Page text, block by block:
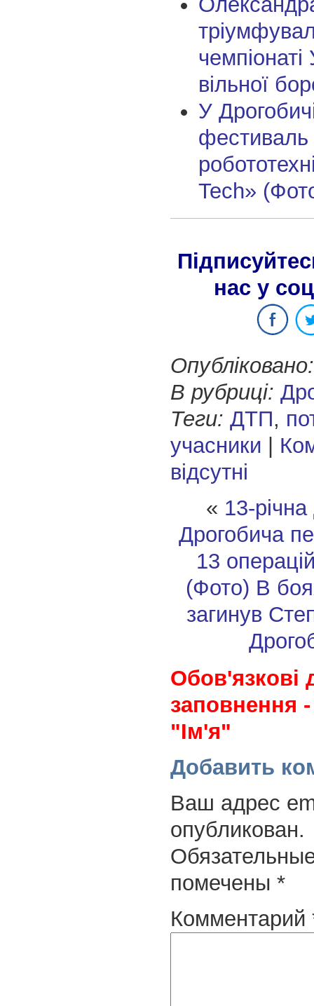
чемпіонаті
вільної
У
фестиваль
Tech»
нас у
Опубліковано:
В рубриці:
Теги: ДТП,
учасники
відсутні
« 13-річна
Дрогобича
13
(Фото) В
загинув
Обов'язкові
заповнення
"Ім'я"
Добавить
Ваш адрес
опубликован.
помечены *
Комментарий